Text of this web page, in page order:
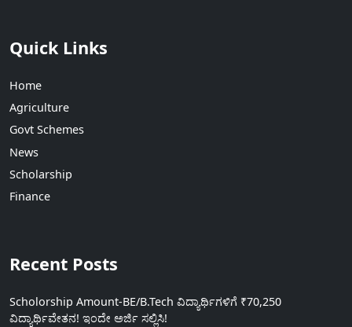
Quick Links
Home
Agriculture
Govt Schemes
News
Scholarship
Finance
Recent Posts
Scholorship Amount-BE/B.Tech ವಿದ್ಯಾರ್ಥಿಗಳಿಗೆ ₹70,250
ವಿದ್ಯಾರ್ಥಿವೇತನ! ಇಂದೇ ಅರ್ಜಿ ಸಲ್ಲಿಸಿ!